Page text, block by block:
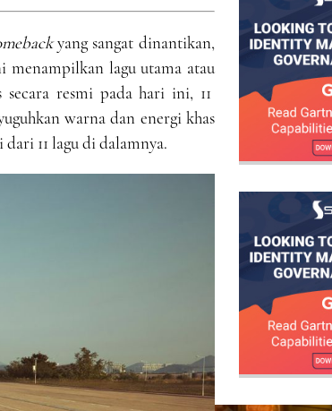
yang sangat dinantikan,
lagu utama atau
resmi pada hari ini, 11
warna dan energi khas
11 lagu di dalamnya.